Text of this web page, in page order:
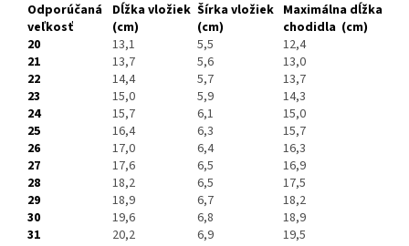
Odporúčaná
veľkosť
20
21
22
23
24
25
26
27
28
29
30
31
Dĺžka vložiek
(cm)
13,1
13,7
14,4
15,0
15,7
16,4
17,0
17,6
18,2
18,9
19,6
20,2
Šírka vložiek
(cm)
5,5
5,6
5,7
5,9
6,1
6,3
6,4
6,5
6,5
6,7
6,8
6,9
Maximálna dĺžka
chodidla (cm)
12,4
13,0
13,7
14,3
15,0
15,7
16,3
16,9
17,5
18,2
18,9
19,5